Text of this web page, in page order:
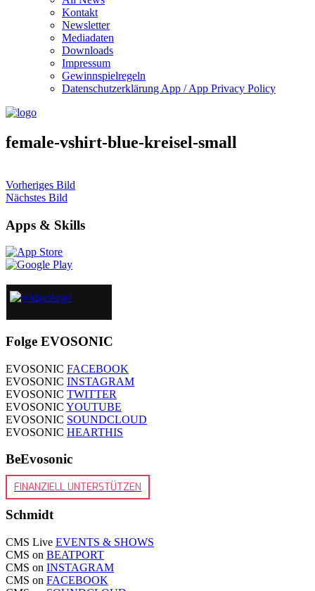
Kontakt
Newsletter
Mediadaten
Downloads
Impressum
Gewinnspielregeln
Datenschutzerklärung App / App Privacy Policy
female-vshirt-blue-kreisel-small
Vorheriges Bild
Nächstes Bild
Apps & Skills
Folge EVOSONIC
EVOSONIC FACEBOOK
EVOSONIC INSTAGRAM
EVOSONIC TWITTER
EVOSONIC YOUTUBE
EVOSONIC SOUNDCLOUD
EVOSONIC HEARTHIS
BeEvosonic
FINANZIELL UNTERSTÜTZEN
Schmidt
CMS Live EVENTS & SHOWS
CMS on BEATPORT
CMS on INSTAGRAM
CMS on FACEBOOK